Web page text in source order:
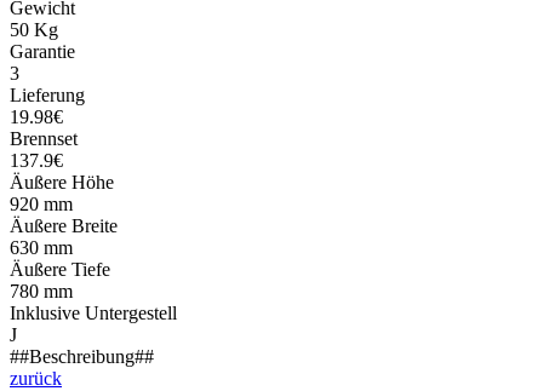
Gewicht
50 Kg
Garantie
3
Lieferung
19.98€
Brennset
137.9€
Äußere Höhe
920 mm
Äußere Breite
630 mm
Äußere Tiefe
780 mm
Inklusive Untergestell
J
##Beschreibung##
zurück